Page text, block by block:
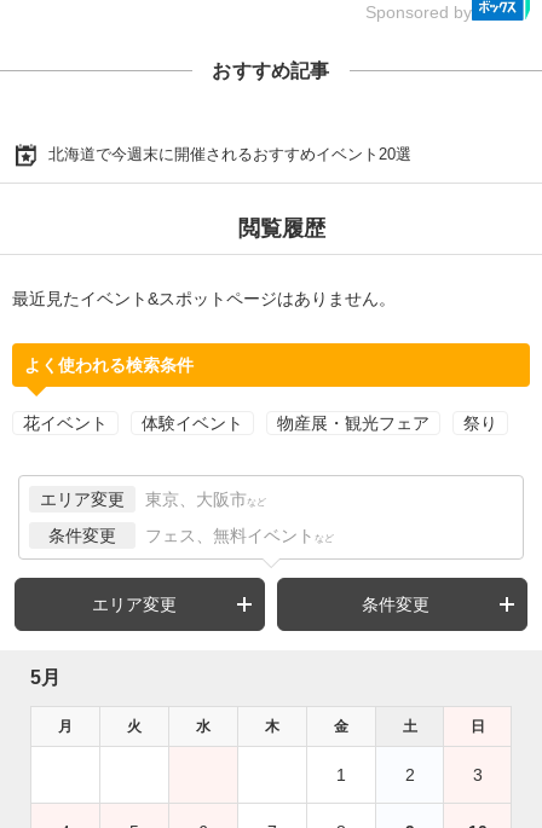
Sponsored by
おすすめ記事
北海道で今週末に開催されるおすすめイベント20選
閲覧履歴
最近見たイベント&スポットページはありません。
よく使われる検索条件
花イベント 体験イベント 物産展・観光フェア 祭り
エリア変更 東京、大阪市 など
条件変更 フェス、無料イベント など
エリア変更 条件変更
5月
月 火 水 木 金 土 日
1 2 3